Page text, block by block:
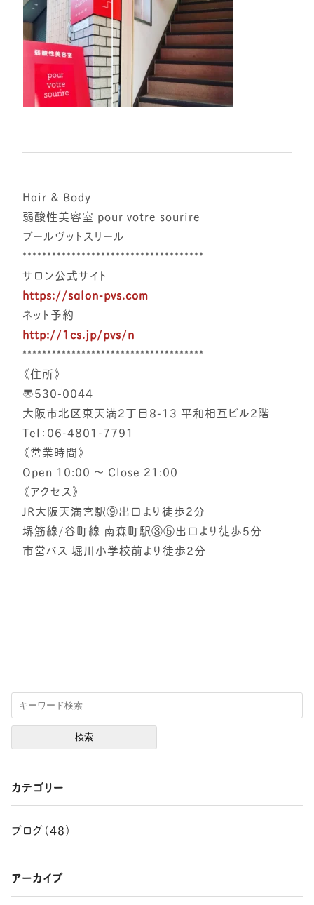
カテゴリー
ブログ（48）
アーカイブ
Hair & Body
弱酸性美容室 pour votre sourire
プールヴットスリール
*************************************
サロン公式サイト
https://salon-pvs.com
ネット予約
http://1cs.jp/pvs/n
*************************************
《住所》
〒530-0044
大阪市北区東天満2丁目8-13 平和相互ビル2階
Tel：06-4801-7791
《営業時間》
Open 10:00 ～ Close 21:00
《アクセス》
JR大阪天満宮駅⑨出口より徒歩2分
堺筋線/谷町線 南森町駅③⑤出口より徒歩5分
市営バス 堀川小学校前より徒歩2分